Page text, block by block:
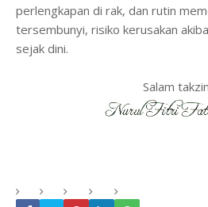
perlengkapan di rak, dan rutin
tersembunyi, risiko kerusakan
sejak dini.
Salam